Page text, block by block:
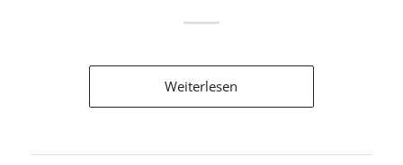
Weiterlesen